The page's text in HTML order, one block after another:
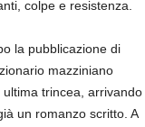
colpe e resistenza.
la pubblicazione di
mazziniano
trincea, arrivando
un romanzo scritto. A